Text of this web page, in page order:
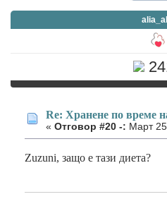
Re: Хранене по време
« Отговор #20 -: Март
Zuzuni, защо е тази диета?